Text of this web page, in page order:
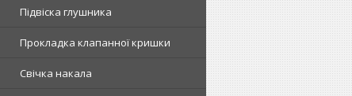
Підвіска глушника
Прокладка клапанної кришки
Свічка накала